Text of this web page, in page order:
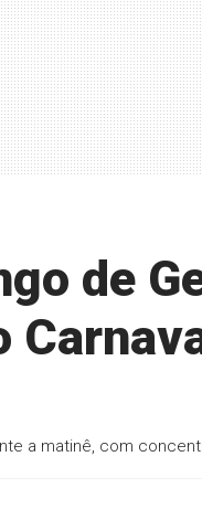
de
a matinê, com